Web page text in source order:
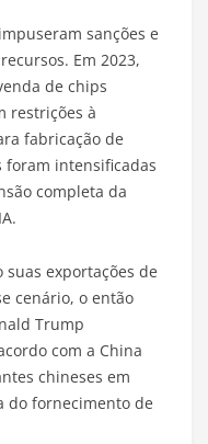
sanções e
Em 2023,
de chips
restrições à
fabricação de
foram intensificadas
completa da
exportações de
cenário, o então
Trump
com a China
chineses em
do fornecimento de